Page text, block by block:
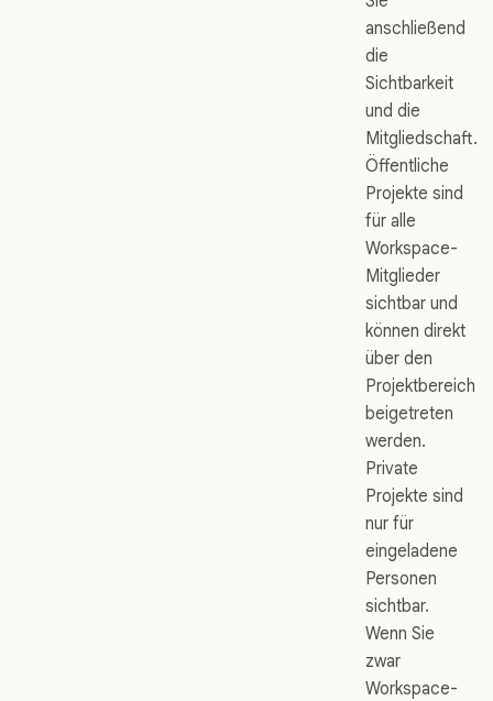
anschließend
die
Sichtbarkeit
und die
Mitgliedschaft.
Öffentliche
Projekte sind
für alle
Workspace-
Mitglieder
sichtbar und
können direkt
über den
Projektbereich
beigetreten
werden.
Private
Projekte sind
nur für
eingeladene
Personen
sichtbar.
Wenn Sie
zwar
Workspace-